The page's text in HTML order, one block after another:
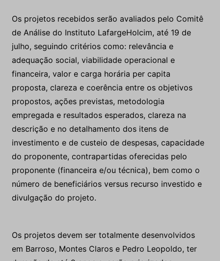
Os projetos recebidos serão avaliados pelo Comitê
de Análise do Instituto LafargeHolcim, até 19 de
julho, seguindo critérios como: relevância e
adequação social, viabilidade operacional e
financeira, valor e carga horária per capita
proposta, clareza e coerência entre os objetivos
propostos, ações previstas, metodologia
empregada e resultados esperados, clareza na
descrição e no detalhamento dos itens de
investimento e de custeio de despesas, capacidade
do proponente, contrapartidas oferecidas pelo
proponente (financeira e/ou técnica), bem como o
número de beneficiários versus recurso investido e
divulgação do projeto.
Os projetos devem ser totalmente desenvolvidos
em Barroso, Montes Claros e Pedro Leopoldo, ter